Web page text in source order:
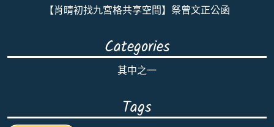
【肖晴初找九宮格共享空間】祭曾文正公函
Categories
其中之一
Tags